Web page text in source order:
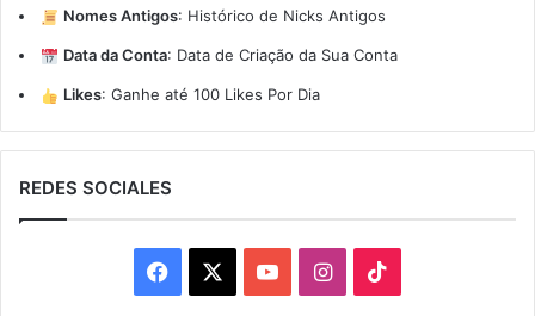
Nomes Antigos: Histórico de Nicks Antigos
Data da Conta: Data de Criação da Sua Conta
Likes: Ganhe até 100 Likes Por Dia
REDES SOCIALES
Facebook YouTubeInstagram